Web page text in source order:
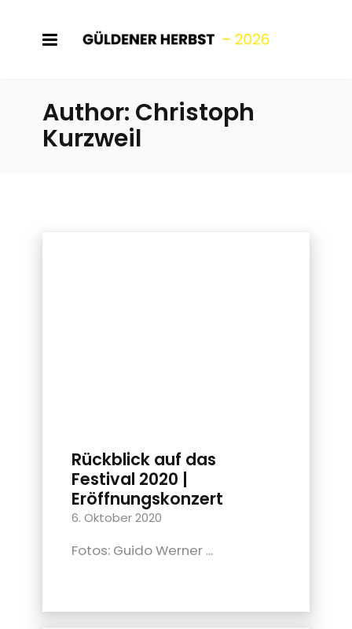
Author: Christoph
Kurzweil
Rückblick auf das
Festival 2020 |
Eröffnungskonzert
6. Oktober 2020
Fotos: Guido Werner ...